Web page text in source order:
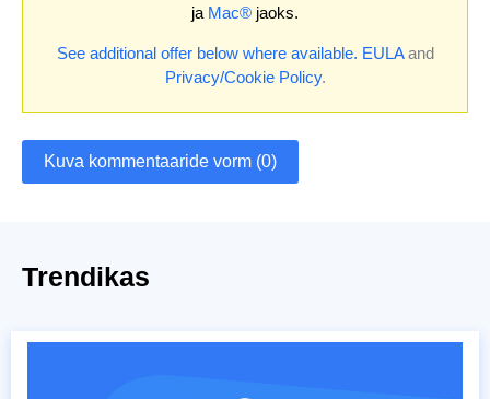
ja Mac® jaoks.
See additional offer below where available. EULAand
Privacy/Cookie Policy.
Kuva kommentaaride vorm (0)
Trendikas